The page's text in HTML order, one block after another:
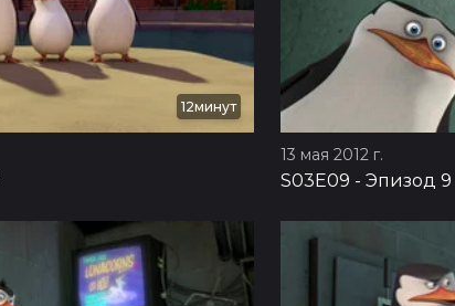
12минут
13 мая 2012 г.
S03E09 - Эпизод 9